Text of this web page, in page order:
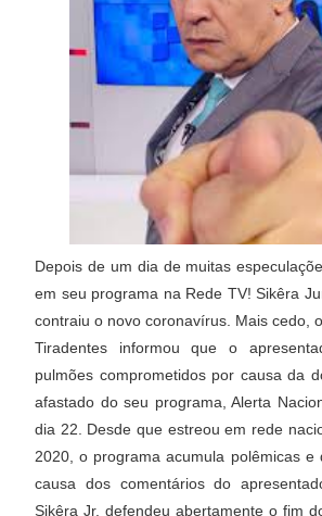
Depois de um dia de muitas
em seu programa na Rede TV! Sikêra
contraiu o novo coronavírus. Mais cedo,
Tiradentes informou que o
pulmões comprometidos por causa da
afastado do seu programa, Alerta
dia 22. Desde que estreou em rede
2020, o programa acumula polêmicas e
causa dos comentários do
Sikêra Jr. defendeu abertamente o fim